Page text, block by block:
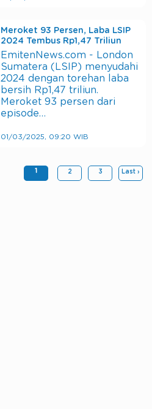
Meroket 93 Persen, Laba LSIP
2024 Tembus Rp1,47 Triliun
EmitenNews.com - London
Sumatera (LSIP) menyudahi
2024 dengan torehan laba
bersih Rp1,47 triliun.
Meroket 93 persen dari
episode…
01/03/2025, 09:20 WIB
1 2 3 Last ›